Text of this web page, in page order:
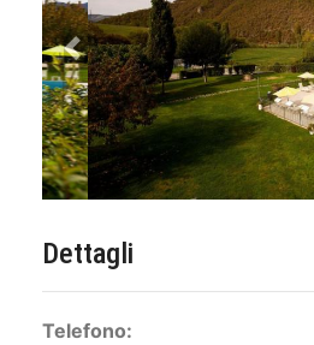
Previous
Dettagli
Telefono: